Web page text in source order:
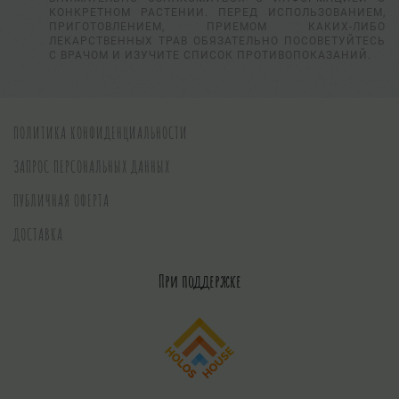
КОНКРЕТНОМ РАСТЕНИИ. ПЕРЕД ИСПОЛЬЗОВАНИЕМ,
ПРИГОТОВЛЕНИЕМ, ПРИЕМОМ КАКИХ-ЛИБО
ЛЕКАРСТВЕННЫХ ТРАВ ОБЯЗАТЕЛЬНО ПОСОВЕТУЙТЕСЬ
С ВРАЧОМ И ИЗУЧИТЕ СПИСОК ПРОТИВОПОКАЗАНИЙ.
ПОЛИТИКА КОНФИДЕНЦИАЛЬНОСТИ
ЗАПРОС ПЕРСОНАЛЬНЫХ ДАННЫХ
ПУБЛИЧНАЯ ОФЕРТА
ДОСТАВКА
При поддержке